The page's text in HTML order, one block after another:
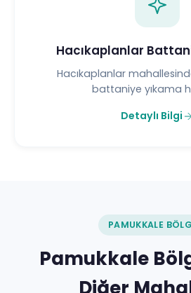
Hacıkaplanlar
Hacıkaplanlar
battaniye yıkama
Detaylı Bilgi
PAMUKKALE
Pamukkale